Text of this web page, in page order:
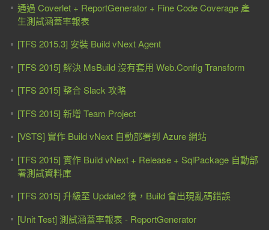
通過 Coverlet + ReportGenerator + Fine Code Coverage 產
生測試涵蓋率報表
[TFS 2015.3] 安裝 Build vNext Agent
[TFS 2015] 解決 MsBuild 沒有套用 Web.Config Transform
[TFS 2015] 整合 Slack 攻略
[TFS 2015] 新增 Team Project
[VSTS] 實作 Build vNext 自動部署到 Azure 網站
[TFS 2015] 實作 Build vNext + Release + SqlPackage 自動部
署測試資料庫
[TFS 2015] 升級至 Update2 後，Build 會出現亂碼錯誤
[Unit Test] 測試涵蓋率報表 - ReportGenerator